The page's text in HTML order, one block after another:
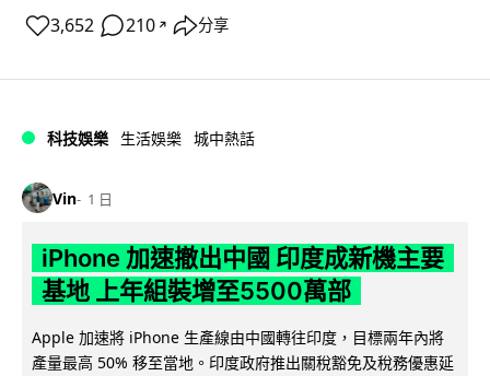
3,652 210 ↗ 分享
科技娛樂 生活娛樂 城中熱話
Vin 1 日
iPhone 加速撤出中國 印度成新機主要
基地 上年組裝增至5500萬部
Apple 加速將 iPhone 生產線由中國轉往印度，目標兩年內將
產量最高 50% 移至當地。印度政府推出關稅豁免及稅務優惠延